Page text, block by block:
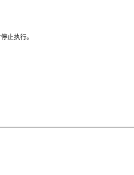
止执行。